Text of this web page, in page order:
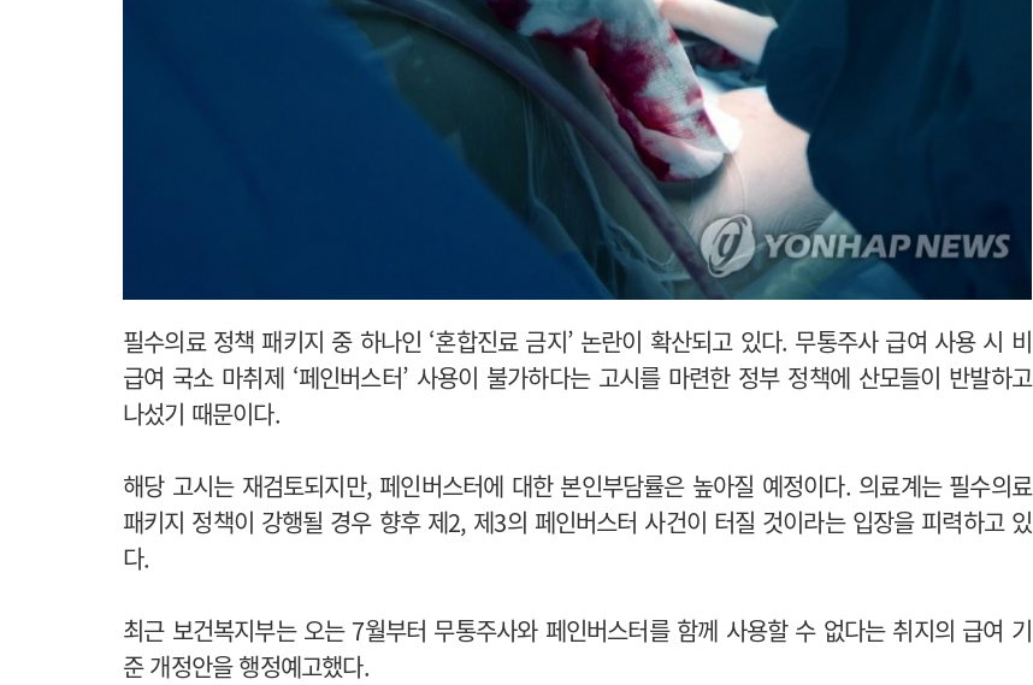
필수의료 정책 패키지 중 하나인 ‘혼합진료 금지’ 논란이 확산되고 있다. 무통주사 급여 사용 시 비
급여 국소 마취제 ‘페인버스터’ 사용이 불가하다는 고시를 마련한 정부 정책에 산모들이 반발하고
나섰기 때문이다.
해당 고시는 재검토되지만, 페인버스터에 대한 본인부담률은 높아질 예정이다. 의료계는 필수의료
패키지 정책이 강행될 경우 향후 제2, 제3의 페인버스터 사건이 터질 것이라는 입장을 피력하고 있
다.
최근 보건복지부는 오는 7월부터 무통주사와 페인버스터를 함께 사용할 수 없다는 취지의 급여 기
준 개정안을 행정예고했다.